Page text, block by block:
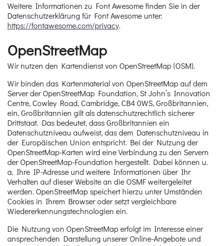
Weitere Informationen zu Font Awesome finden Sie in der
Datenschutzerklärung für Font Awesome unter:
https://fontawesome.com/privacy.
OpenStreetMap
Wir nutzen den Kartendienst von OpenStreetMap (OSM).
Wir binden das Kartenmaterial von OpenStreetMap auf dem
Server der OpenStreetMap Foundation, St John’s Innovation
Centre, Cowley Road, Cambridge, CB4 0WS, Großbritannien,
ein. Großbritannien gilt als datenschutzrechtlich sicherer
Drittstaat. Das bedeutet, dass Großbritannien ein
Datenschutzniveau aufweist, das dem Datenschutzniveau in
der Europäischen Union entspricht. Bei der Nutzung der
OpenStreetMap-Karten wird eine Verbindung zu den Servern
der OpenStreetMap-Foundation hergestellt. Dabei können u.
a. Ihre IP-Adresse und weitere Informationen über Ihr
Verhalten auf dieser Website an die OSMF weitergeleitet
werden. OpenStreetMap speichert hierzu unter Umständen
Cookies in Ihrem Browser oder setzt vergleichbare
Wiedererkennungstechnologien ein.
Die Nutzung von OpenStreetMap erfolgt im Interesse einer
ansprechenden Darstellung unserer Online-Angebote und